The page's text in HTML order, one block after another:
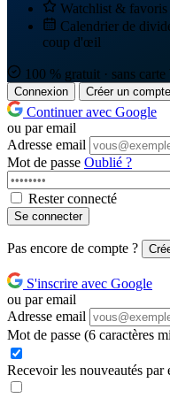
Watchlist & favoris
Calendrier de
coup d'œil
100 % gratuit · sans
Connexion Créer un compte
Continuer avec Google
ou par email
Adresse email
Mot de passe Oublié ?
Rester connecté
Se connecter
Pas encore de compte ?
S'inscrire avec Google
ou par email
Adresse email
Mot de passe (6 caractères
Recevoir les nouveautés par